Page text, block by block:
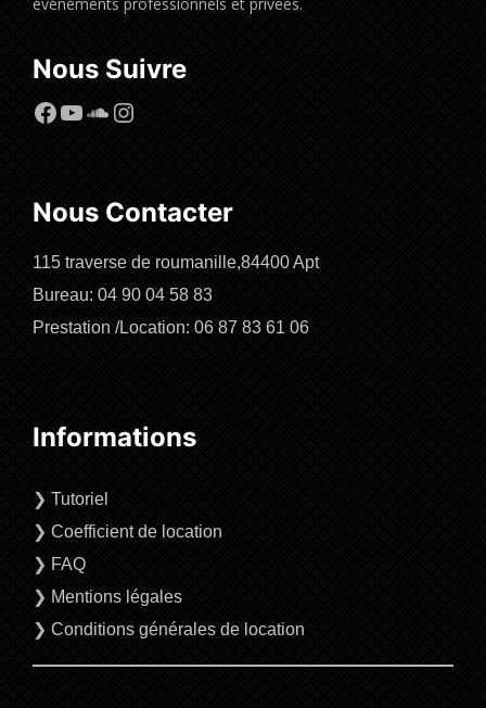
Nous Suivre
Facebook
YouTube
SoundCloud
Instagram
Nous Contacter
115 traverse de roumanille,84400 Apt
Bureau: 04 90 04 58 83
Prestation /Location: 06 87 83 61 06
Informations
❯ Tutoriel
❯ Coefficient de location
❯ FAQ
❯ Mentions légales
❯ Conditions générales de location